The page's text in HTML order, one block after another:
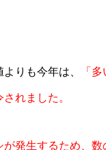
りも今年は、 「
れました。
発生するため、